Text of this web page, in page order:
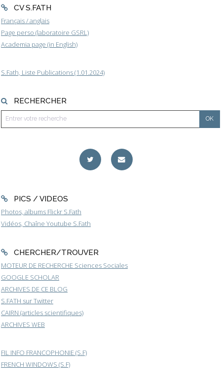
CV S.FATH
Français / anglais
Page perso (laboratoire GSRL)
Academia page (in English)
S.Fath, Liste Publications (1.01.2024)
RECHERCHER
PICS / VIDEOS
Photos, albums Flickr S.Fath
Vidéos, Chaîne Youtube S.Fath
CHERCHER/TROUVER
MOTEUR DE RECHERCHE Sciences Sociales
GOOGLE SCHOLAR
ARCHIVES DE CE BLOG
S.FATH sur Twitter
CAIRN (articles scientifiques)
ARCHIVES WEB
FIL INFO FRANCOPHONIE (S.F)
FRENCH WINDOWS (S.F)